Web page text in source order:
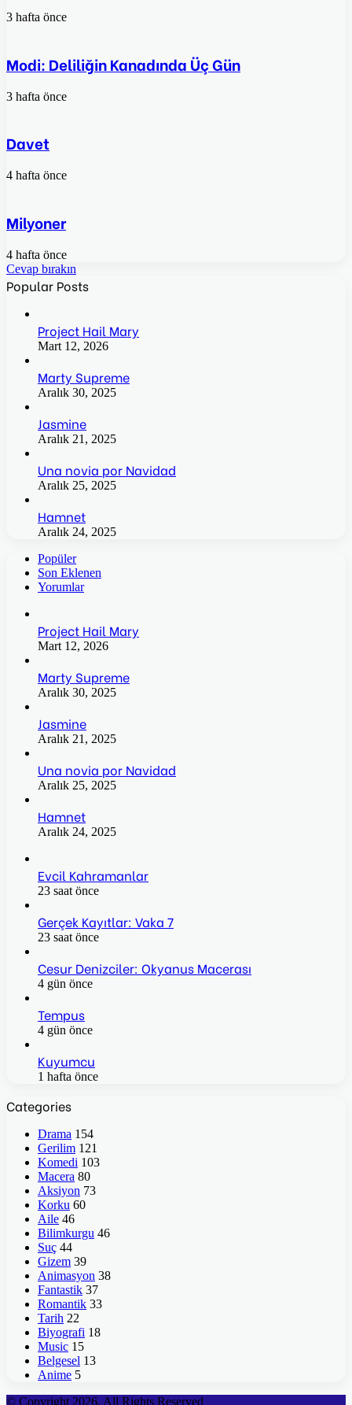
3 hafta önce
Modi: Deliliğin Kanadında Üç Gün
3 hafta önce
Davet
4 hafta önce
Milyoner
4 hafta önce
Cevap bırakın
Popular Posts
Project Hail Mary
Mart 12, 2026
Marty Supreme
Aralık 30, 2025
Jasmine
Aralık 21, 2025
Una novia por Navidad
Aralık 25, 2025
Hamnet
Aralık 24, 2025
Popüler
Son Eklenen
Yorumlar
Project Hail Mary
Mart 12, 2026
Marty Supreme
Aralık 30, 2025
Jasmine
Aralık 21, 2025
Una novia por Navidad
Aralık 25, 2025
Hamnet
Aralık 24, 2025
Evcil Kahramanlar
23 saat önce
Gerçek Kayıtlar: Vaka 7
23 saat önce
Cesur Denizciler: Okyanus Macerası
4 gün önce
Tempus
4 gün önce
Kuyumcu
1 hafta önce
Categories
Drama 154
Gerilim 121
Komedi 103
Macera 80
Aksiyon 73
Korku 60
Aile 46
Bilimkurgu 46
Suç 44
Gizem 39
Animasyon 38
Fantastik 37
Romantik 33
Tarih 22
Biyografi 18
Music 15
Belgesel 13
Anime 5
© Copyright 2026, All Rights Reserved